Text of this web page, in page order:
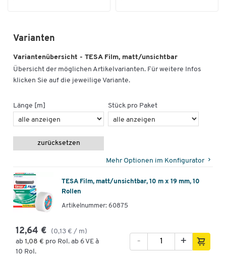
Varianten
Variantenübersicht - TESA Film, matt/unsichtbar
Übersicht der möglichen Artikelvarianten. Für weitere Infos
klicken Sie auf die jeweilige Variante.
Länge [m] Stück pro Paket
zurücksetzen
Mehr Optionen im Konfigurator
TESA Film, matt/unsichtbar, 10 m x 19 mm, 10
Rollen
Artikelnummer: 60875
12,64 €
(0,13 € / m)
ab 1,08 € pro Rol. ab 6 VE à
10 Rol.
+
-